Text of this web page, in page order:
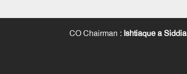
CO Chairman : Ishtiaque a